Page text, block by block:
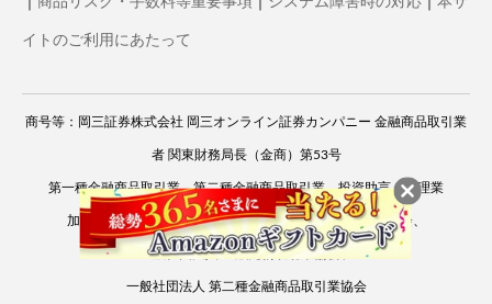
イトのご利用にあたって
商号等：岡三証券株式会社 岡三オンライン証券カンパニー 金融商品取引業
者 関東財務局長（金商）第53号
第一種金融商品取引業、第二種金融商品取引業、投資助言・代理業
加入協会：日本証券業協会、一般社団法人 資産運用業協会、
一般社団法人 金融先物取引業協会 、
一般社団法人 第二種金融商品取引業協会